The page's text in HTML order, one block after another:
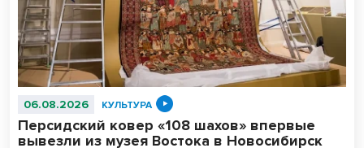
06.08.2026 КУЛЬТУРА
Персидский ковер «108 шахов» впервые
вывезли из музея Востока в Новосибирск